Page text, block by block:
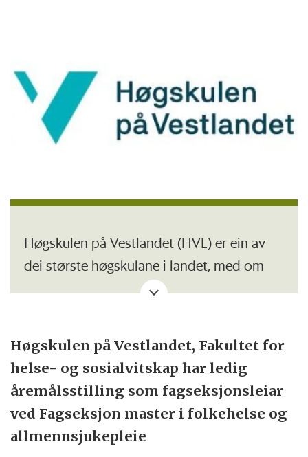
Høgskulen på Vestlandet (HVL) er ein av
dei største høgskulane i landet, med om
lag 1 900 tilsette og 17 500 studentar
Vi har sterke og innovative fagmiljø innan
helse- og sosialvitskap, ingeniør- og
naturvitskap, økonomi, samfunnsvitskap
og maritime studier, og lærarutdanning,
Høgskulen på Vestlandet, Fakultet for
helse- og sosialvitskap har ledig
åremålsstilling som fagseksjonsleiar
ved Fagseksjon master i folkehelse og
allmennsjukepleie